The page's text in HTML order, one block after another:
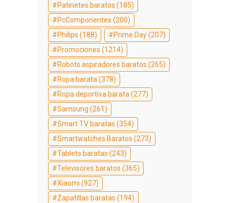
Patinetes baratos (185)
PcComponentes (200)
Philips (188) Prime Day(207)
Promociones (1214)
Robots aspiradores baratos (265)
Ropa barata (378)
Ropa deportiva barata (277)
Samsung (261)
Smart TV baratas (354)
Smartwatches Baratos (273)
Tablets baratas (243)
Televisores baratos (365)
Xiaomi (927)
Zapatillas baratas (194)